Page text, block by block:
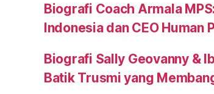
Biografi Coach Armala
Indonesia dan CEO Human
Biografi Sally Geovanny &
Batik Trusmi yang